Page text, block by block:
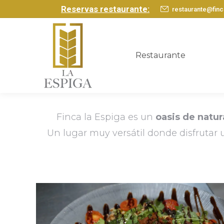
Reservas restaurante:
Restaurante
Finca la Espiga es un oasis de
Un lugar muy versátil donde disfrutar
Restaurante